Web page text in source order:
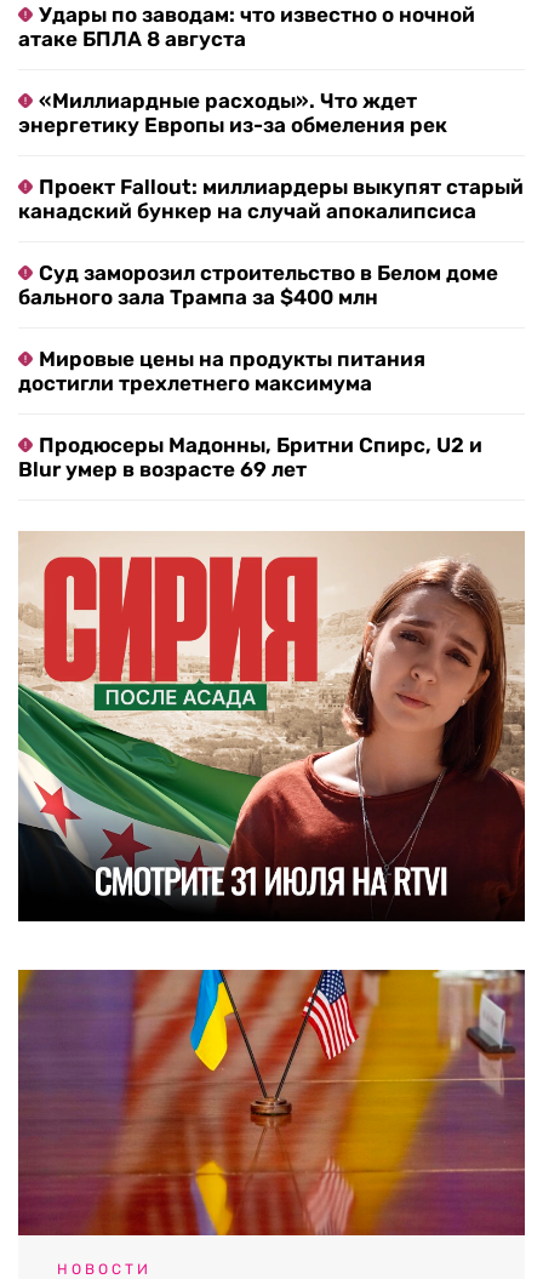
Удары по заводам: что известно о ночной
атаке БПЛА 8 августа
«Миллиардные расходы». Что ждет
энергетику Европы из-за обмеления рек
Проект Fallout: миллиардеры выкупят старый
канадский бункер на случай апокалипсиса
Суд заморозил строительство в Белом доме
бального зала Трампа за $400 млн
Мировые цены на продукты питания
достигли трехлетнего максимума
Продюсеры Мадонны, Бритни Спирс, U2 и
Blur умер в возрасте 69 лет
НОВОСТИ